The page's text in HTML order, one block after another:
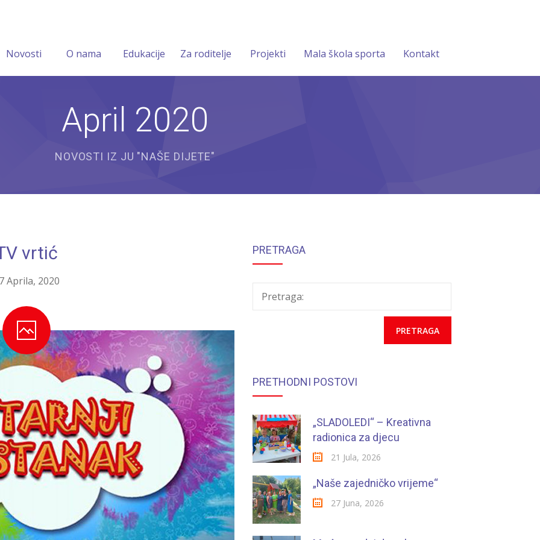
Novosti O nama Edukacije Za roditelje Projekti Mala škola sporta Kontakt
April 2020
NOVOSTI IZ JU "NAŠE DIJETE"
vrtić
Aprila, 2020
PRETRAGA
Pretraga:
PRETHODNI POSTOVI
„SLADOLEDI“ – Kreativna
radionica za djecu
21 Jula, 2026
„Naše zajedničko vrijeme“
27 Juna, 2026